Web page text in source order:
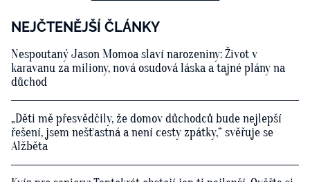
NEJČTENĚJŠÍ ČLÁNKY
Nespoutaný Jason Momoa slaví narozeniny: Život v
karavanu za miliony, nová osudová láska a tajné plány na
důchod
„Děti mě přesvědčily, že domov důchodců bude nejlepší
řešení, jsem nešťastná a není cesty zpátky,“ svěřuje se
Alžběta